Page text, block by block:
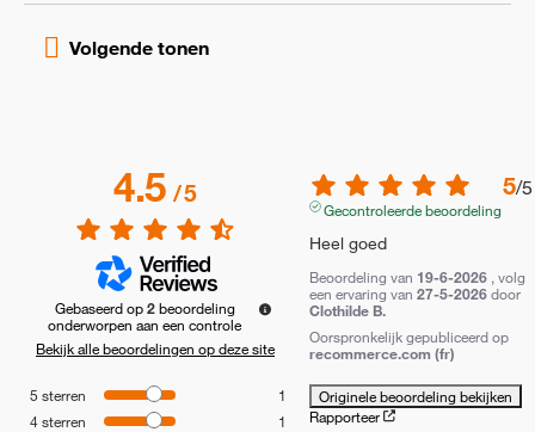
4.5/5
Gebaseerd op2 beoordeling
onderworpen aan een controle
Bekijk alle beoordelingen op deze site
5 sterren
1
4sterren
1
5/5
Gecontroleerde beoordeling
Heel goed
Beoordeling van 19-6-2026 , volg
een ervaring van 27-5-2026 door
Clothilde B.
Oorspronkelijk gepubliceerd op
recommerce.com (fr)
Originele beoordeling bekijken
Rapporteer